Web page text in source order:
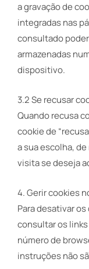
a gravação de
integradas nas
consultado
armazenadas
dispositivo.
3.2 Se recusar
Quando recusa
cookie de
a sua escolha,
visita se deseja
4. Gerir cookies
Para desativar
consultar os
número de
instruções não